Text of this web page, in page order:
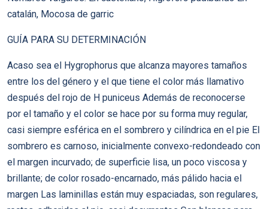
catalán, Mocosa de garric
GUÍA PARA SU DETERMINACIÓN
Acaso sea el Hygrophorus que alcanza mayores tamaños
entre los del género y el que tiene el color más llamativo
después del rojo de H puniceus Además de reconocerse
por el tamaño y el color se hace por su forma muy regular,
casi siempre esférica en el sombrero y cilíndrica en el pie El
sombrero es carnoso, inicialmente convexo-redondeado con
el margen incurvado; de superficie lisa, un poco viscosa y
brillante; de color rosado-encarnado, más pálido hacia el
margen Las laminillas están muy espaciadas, son regulares,